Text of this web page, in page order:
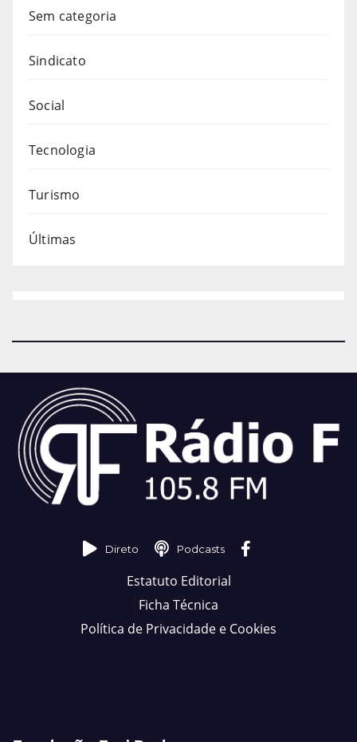
Sem categoria
Sindicato
Social
Tecnologia
Turismo
Últimas
Direto Podcasts
Estatuto Editorial
Ficha Técnica
Política de Privacidade e Cookies